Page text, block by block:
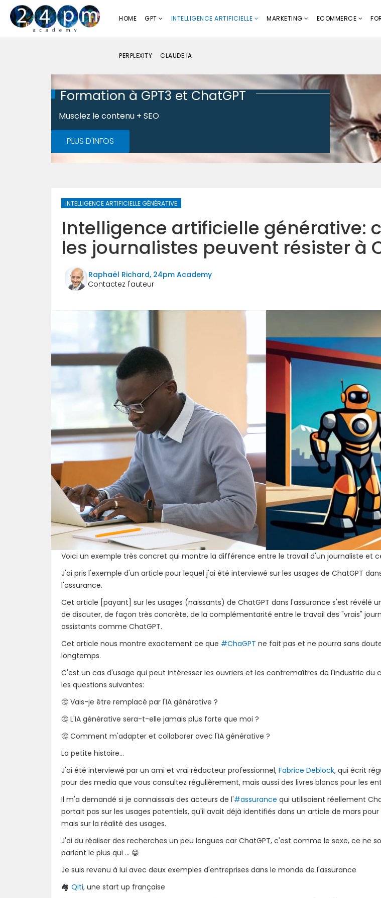
HOME GPT INTELLIGENCE ARTIFICIELLE MARKETING ECOMMERCE
PERPLEXITY CLAUDE IA
Formation à GPT3 et ChatGPT
Musclez le contenu + SEO
PLUS D'INFOS
INTELLIGENCE ARTIFICIELLE GÉNÉRATIVE
Intelligence artificielle générative:
les journalistes peuvent résister à
Raphaël Richard, 24pm Academy
Voici un exemple très concret qui montre la différence entre le travail d'un journaliste et
J'ai pris l'exemple d'un article pour lequel j'ai été interviewé sur les usages de ChatGPT
l'assurance.
Cet article [payant] sur les usages (naissants) de ChatGPT dans l'assurance s'est révélé
de discuter, de façon très concrète, de la complémentarité entre le travail des "vrais"
assistants comme ChatGPT.
Cet article nous montre exactement ce que #ChaGPT ne fait pas et ne pourra sans
longtemps.
C'est un cas d'usage qui peut intéresser les ouvriers et les contremaîtres de l'industrie du
les questions suivantes:
🤔 Vais-je être remplacé par l'IA générative ?
🤔 L'IA générative sera-t-elle jamais plus forte que moi ?
🤔 Comment m'adapter et collaborer avec l'IA générative ?
La petite histoire...
J'ai été interviewé par un ami et vrai rédacteur professionnel, Fabrice Deblock, qui écrit
pour des media que vous consultez régulièrement, mais aussi des livres blancs pour les
Il m'a demandé si je connaissais des acteurs de l'#assurance qui utilisaient réellement
portait pas sur les usages potentiels, qu'il avait déjà identifiés dans un article de mars pour
mais sur la réalité des usages.
J'ai du réaliser des recherches un peu longues car ChatGPT, c'est comme le sexe, ce ne
parlent le plus qui ... 😁
Je suis revenu à lui avec deux exemples d'entreprises dans le monde de l'assurance
🏘 Qiti, une start up française